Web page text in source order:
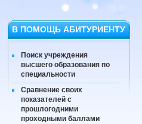
В ПОМОЩЬ АБИТУРИЕНТУ
Поиск учреждения
высшего образования по
специальности
Сравнение своих
показателей с
прошлогодними
проходными баллами